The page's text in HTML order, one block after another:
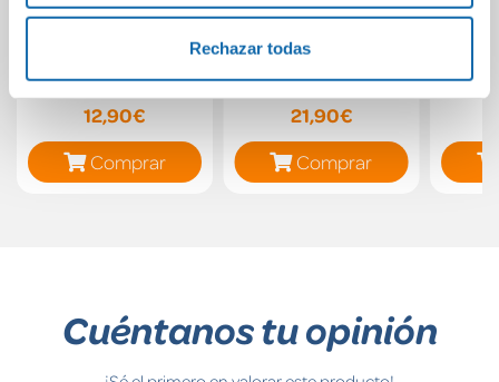
Rechazar todas
Cuaderno Kids vol.
12,90€
Comprar
Mapa de
soledades
21,90€
Comprar
Cuéntanos tu opinión